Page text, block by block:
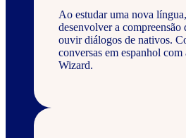
Ao estudar uma nova
desenvolver a compreensão
ouvir diálogos de nativos.
conversas em espanhol com
Wizard.